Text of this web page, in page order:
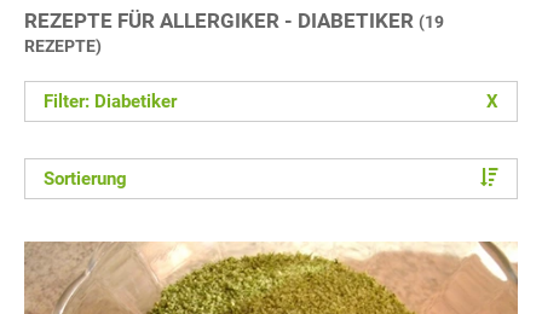
REZEPTE FÜR ALLERGIKER - DIABETIKER (19
REZEPTE)
Filter: Diabetiker X
Sortierung